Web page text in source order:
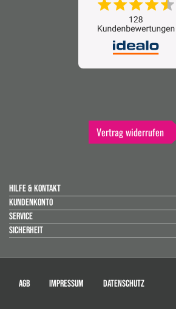
Vertrag widerrufen
HILFE & KONTAKT
KUNDENKONTO
SERVICE
SICHERHEIT
AGB IMPRESSUM DATENSCHUTZ